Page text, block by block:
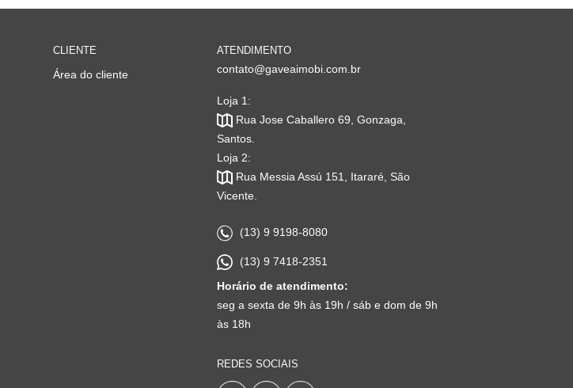
CLIENTE
Área do cliente
ATENDIMENTO
contato@gaveaimobi.com.br
Loja 1:
Rua Jose Caballero 69, Gonzaga,
Santos.
Loja 2:
Rua Messia Assú 151, Itararé, São
Vicente.
(13) 9 9198-8080
(13) 9 7418-2351
Horário de atendimento:
seg a sexta de 9h às 19h / sáb e dom de 9h
às 18h
REDES SOCIAIS